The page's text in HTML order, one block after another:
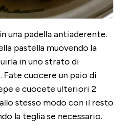
una padella antiaderente.
pastella muovendo la
in uno strato di
cuocere un paio di
e cuocete ulteriori 2
stesso modo con il resto
la teglia se necessario.